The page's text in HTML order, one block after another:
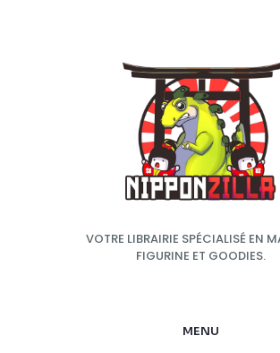
VOTRE LIBRAIRIE SPÉCIALISÉ EN
FIGURINE ET GOODIES.
MENU